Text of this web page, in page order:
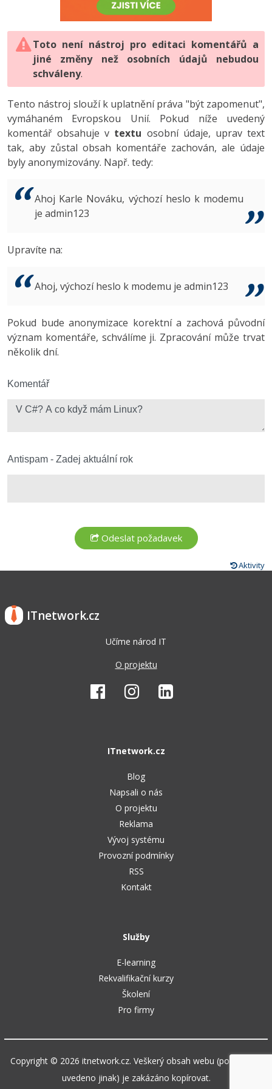
HTML5, CSS3, Bootstrap, SEO
SQL a databáze
Testování a verzování
UML a návrhové vzory
React
Spring
ASP.NET MVC
Best practices
PHP
JavaScript
Python
HTML / CSS
UML a návrhové vzory
MySQL/MariaDB
MS-SQL
Vývojář mobilních aplikací
C# Game developer
Tester
Systémový administrátor
3D grafik
Copywriter
WordPress specialista
-80%
JavaScript -80%
PHP -80%
Swift -80%
Kotlin -80%
VB.NET
Algoritmy -41%
Umělá inteligence (AI) -10%
Fórum
Digitální gramotnost
Marketing
WordPress
SEO
UX
Business
Copywriting
Windows
Kybernetická bezpečnost
Photoshop -80%
Adobe Illustrator -80%
Adobe Lightroom
Adobe XD
Adobe InDesign -25%
Adobe After Effects
Inkscape
Fórum
Toto není nástroj pro editaci komentářů a
jiné změny než osobních údajů nebudou
schváleny.
Tento nástroj slouží k uplatnění práva "být zapomenut",
vymáhaném Evropskou Unií. Pokud níže uvedený
komentář obsahuje v textu osobní údaje, uprav text
tak, aby zůstal obsah komentáře zachován, ale údaje
byly anonymizovány. Např. tedy:
Ahoj Karle Nováku, výchozí heslo k modemu
je admin123
Upravíte na:
Ahoj, výchozí heslo k modemu je admin123
Pokud bude anonymizace korektní a zachová původní
význam komentáře, schválíme ji. Zpracování může trvat
několik dní.
Komentář
Antispam - Zadej aktuální rok
Aktivity
ITnetwork.cz
Učíme národ IT
O projektu
ITnetwork.cz
Blog
Napsali o nás
O projektu
Reklama
Vývoj systému
Provozní podmínky
RSS
Kontakt
Služby
E-learning
Rekvalifikační kurzy
Školení
Pro firmy
Copyright © 2026 itnetwork.cz. Veškerý obsah webu (pokud není
uvedeno jinak) je zakázáno kopírovat.